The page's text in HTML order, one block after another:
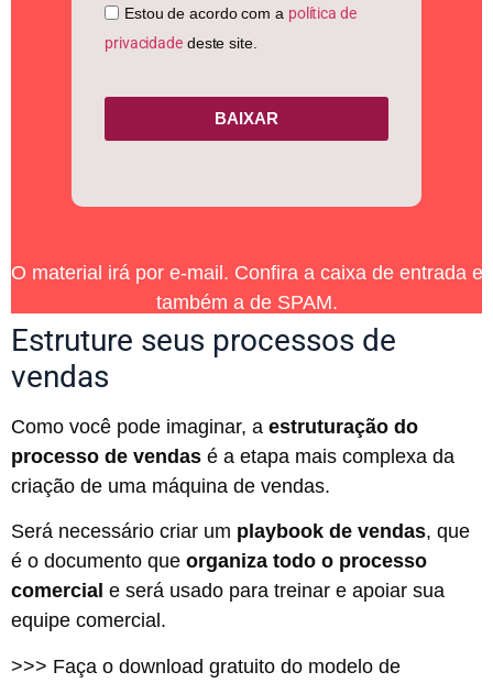
Estou de acordo com a política de
privacidadedeste site.
BAIXAR
O material irá por e-mail. Confira a caixa de entrada e
também a de SPAM.
Estruture seus processos de
vendas
Como você pode imaginar, a estruturação do
processo de vendas é a etapa mais complexa da
criação de uma máquina de vendas.
Será necessário criar um playbook de vendas, que
é o documento que organiza todo o processo
comercial e será usado para treinar e apoiar sua
equipe comercial.
>>> Faça o download gratuito do modelo de